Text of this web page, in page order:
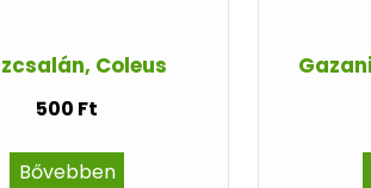
Coleus
500 Ft
Bővebben